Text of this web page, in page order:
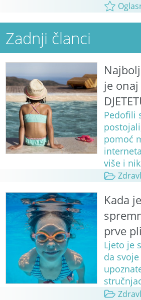
Zadnji članci
je
Pedofili
pomoć
više i
Kada
prve
Ljeto je
da